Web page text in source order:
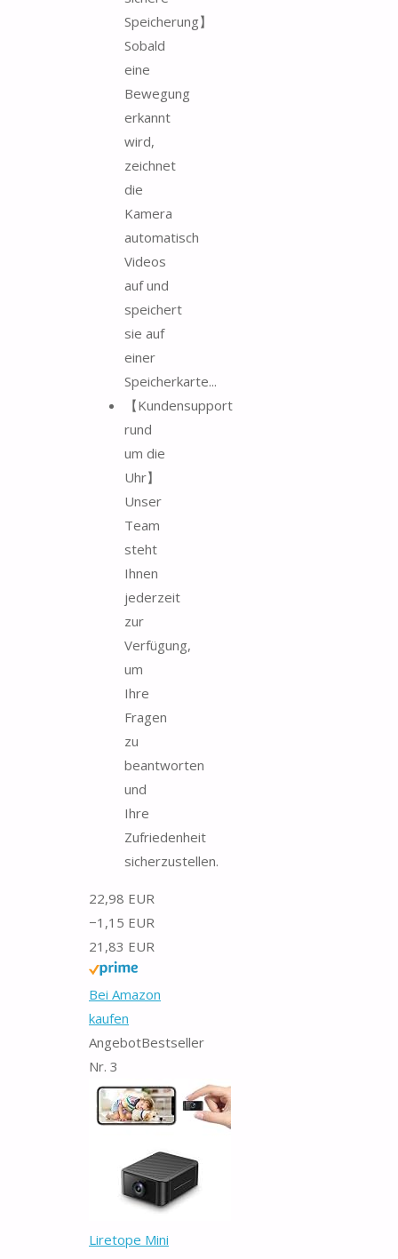
Speicherung】
Sobald
eine
Bewegung
erkannt
wird,
zeichnet
die
Kamera
automatisch
Videos
auf und
speichert
sie auf
einer
Speicherkarte...
【Kundensupport
rund
um die
Uhr】
Unser
Team
steht
Ihnen
jederzeit
zur
Verfügung,
um
Ihre
Fragen
zu
beantworten
und
Ihre
Zufriedenheit
sicherzustellen.
22,98 EUR
−1,15 EUR
21,83 EUR
Bei Amazon
kaufen
AngebotBestseller
Nr. 3
Liretope Mini